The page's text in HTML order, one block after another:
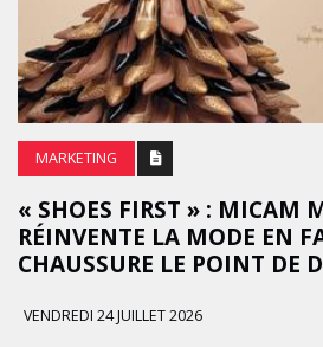
MARKETING
« SHOES FIRST » : MICAM
RÉINVENTE LA MODE EN
CHAUSSURE LE POINT DE
VENDREDI 24 JUILLET 2026